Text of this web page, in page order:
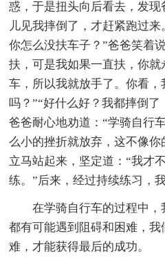
惑，于是扭头向后看去，发
儿见我摔倒了，才赶紧跑过来
你怎么没扶车子？”爸爸笑着
扶，可是我如果一直扶，你
车，所以我就放手了。你看
吗？”“好什么好？我都摔倒了
爸爸耐心地劝道：“学骑自行
么小的挫折就放弃，这不像你
立马站起来，坚定道：“我才
练。”后来，经过持续练习，
在学骑自行车的过程中，
都有可能遇到阻碍和困难，
难，才能获得最后的成功。